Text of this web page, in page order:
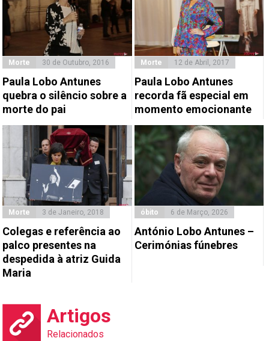
Morte 30 de Outubro, 2016
Paula Lobo Antunes
quebra o silêncio sobre a
morte do pai
Morte 12 de Abril, 2017
Paula Lobo Antunes
recorda fã especial em
momento emocionante
Morte 3 de Janeiro, 2018
Colegas e referência ao
palco presentes na
despedida à atriz Guida
Maria
óbito 6 de Março, 2026
António Lobo Antunes –
Cerimónias fúnebres
Artigos
Relacionados